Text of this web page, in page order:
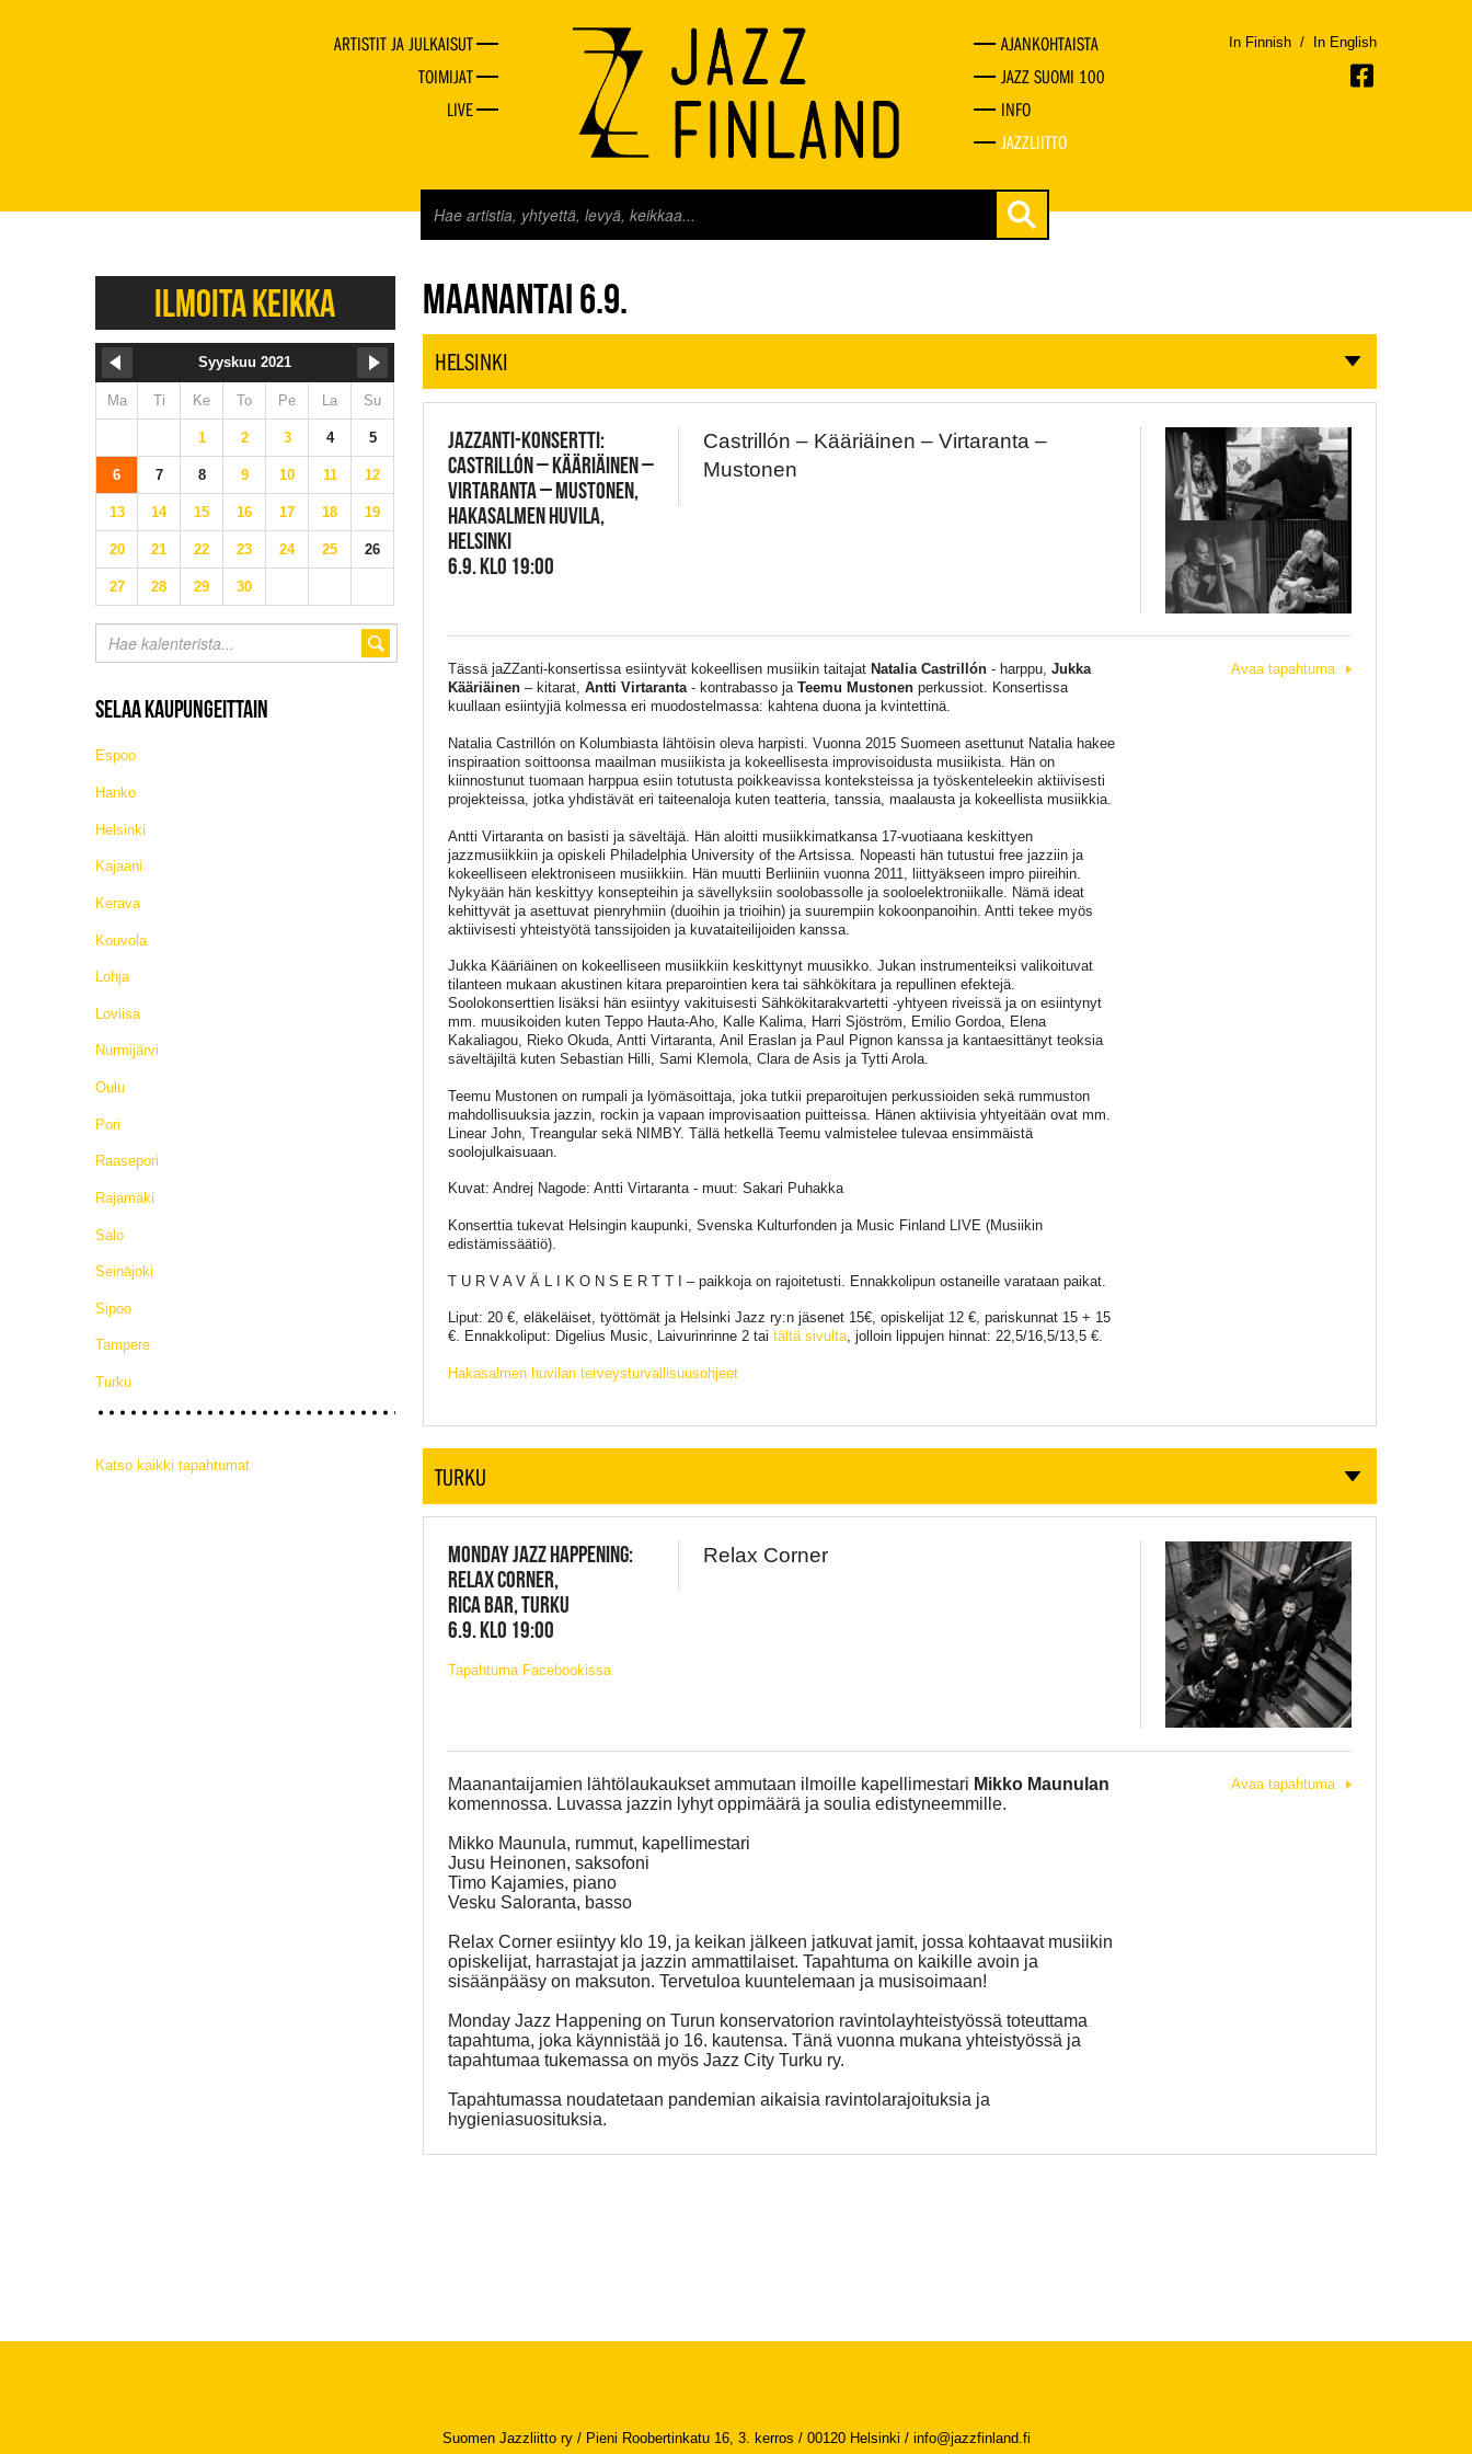
ARTISTIT JA JULKAISUT
TOIMIJAT
LIVE
AJANKOHTAISTA
JAZZ SUOMI 100
INFO
JAZZLIITTO
In Finnish / In English
ILMOITA KEIKKA
Syyskuu 2021
Ma Ti Ke To Pe La Su
1 2 3 4 5
6 7 8 9 10 11 12
13 14 15 16 17 18 19
20 21 22 23 24 25 26
27 28 29 30
SELAA KAUPUNGEITTAIN
Espoo
Hanko
Helsinki
Kajaani
Kerava
Kouvola
Lohja
Loviisa
Nurmijärvi
Oulu
Pori
Raasepori
Rajamäki
Salo
Seinäjoki
Sipoo
Tampere
Turku
Katso kaikki tapahtumat
JAZZ FINLAND LIVE
MAANANTAI 6.9.
HELSINKI
JAZZANTI-KONSERTTI:
CASTRILLÓN – KÄÄRIÄINEN –
VIRTARANTA – MUSTONEN,
HAKASALMEN HUVILA,
HELSINKI
6.9. KLO 19:00
Castrillón – Kääriäinen – Virtaranta –
Mustonen
Tässä jaZZanti-konsertissa esiintyvät kokeellisen musiikin taitajat Natalia Castrillón- harppu, Jukka
Kääriäinen– kitarat, Antti Virtaranta- kontrabasso ja Teemu Mustonenperkussiot. Konsertissa
kuullaan esiintyjiä kolmessa eri muodostelmassa: kahtena duona ja kvintettinä.
Natalia Castrillón on Kolumbiasta lähtöisin oleva harpisti. Vuonna 2015 Suomeen asettunut Natalia hakee
inspiraation soittoonsa maailman musiikista ja kokeellisesta improvisoidusta musiikista. Hän on
kiinnostunut tuomaan harppua esiin totutusta poikkeavissa konteksteissa ja työskenteleekin aktiivisesti
projekteissa, jotka yhdistävät eri taiteenaloja kuten teatteria, tanssia, maalausta ja kokeellista musiikkia.
Antti Virtaranta on basisti ja säveltäjä. Hän aloitti musiikkimatkansa 17-vuotiaana keskittyen
jazzmusiikkiin ja opiskeli Philadelphia University of the Artsissa. Nopeasti hän tutustui free jazziin ja
kokeelliseen elektroniseen musiikkiin. Hän muutti Berliiniin vuonna 2011, liittyäkseen impro piireihin.
Nykyään hän keskittyy konsepteihin ja sävellyksiin soolobassolle ja sooloelektroniikalle. Nämä ideat
kehittyvät ja asettuvat pienryhmiin (duoihin ja trioihin) ja suurempiin kokoonpanoihin. Antti tekee myös
aktiivisesti yhteistyötä tanssijoiden ja kuvataiteilijoiden kanssa.
Jukka Kääriäinen on kokeelliseen musiikkiin keskittynyt muusikko. Jukan instrumenteiksi valikoituvat
tilanteen mukaan akustinen kitara preparointien kera tai sähkökitara ja repullinen efektejä.
Soolokonserttien lisäksi hän esiintyy vakituisesti Sähkökitarakvartetti -yhtyeen riveissä ja on esiintynyt
mm. muusikoiden kuten Teppo Hauta-Aho, Kalle Kalima, Harri Sjöström, Emilio Gordoa, Elena
Kakaliagou, Rieko Okuda, Antti Virtaranta, Anil Eraslan ja Paul Pignon kanssa ja kantaesittänyt teoksia
säveltäjiltä kuten Sebastian Hilli, Sami Klemola, Clara de Asis ja Tytti Arola.
Teemu Mustonen on rumpali ja lyömäsoittaja, joka tutkii preparoitujen perkussioiden sekä rummuston
mahdollisuuksia jazzin, rockin ja vapaan improvisaation puitteissa. Hänen aktiivisia yhtyeitään ovat mm.
Linear John, Treangular sekä NIMBY. Tällä hetkellä Teemu valmistelee tulevaa ensimmäistä
soolojulkaisuaan.
Kuvat: Andrej Nagode: Antti Virtaranta - muut: Sakari Puhakka
Konserttia tukevat Helsingin kaupunki, Svenska Kulturfonden ja Music Finland LIVE (Musiikin
edistämissäätiö).
T U R V A V Ä L I K O N S E R T T I – paikkoja on rajoitetusti. Ennakkolipun ostaneille varataan paikat.
Liput: 20 €, eläkeläiset, työttömät ja Helsinki Jazz ry:n jäsenet 15€, opiskelijat 12 €, pariskunnat 15 + 15
€. Ennakkoliput: Digelius Music, Laivurinrinne 2 tai tältä sivulta, jolloin lippujen hinnat: 22,5/16,5/13,5 €.
Hakasalmen huvilan terveysturvallisuusohjeet
Avaa tapahtuma
TURKU
MONDAY JAZZ HAPPENING:
RELAX CORNER,
RICA BAR, TURKU
6.9. KLO 19:00
Tapahtuma Facebookissa
Relax Corner
Maanantaijamien lähtölaukaukset ammutaan ilmoille kapellimestari Mikko Maunulan
komennossa. Luvassa jazzin lyhyt oppimäärä ja soulia edistyneemmille.
Mikko Maunula, rummut, kapellimestari
Jusu Heinonen, saksofoni
Timo Kajamies, piano
Vesku Saloranta, basso
Relax Corner esiintyy klo 19, ja keikan jälkeen jatkuvat jamit, jossa kohtaavat musiikin
opiskelijat, harrastajat ja jazzin ammattilaiset. Tapahtuma on kaikille avoin ja
sisäänpääsy on maksuton. Tervetuloa kuuntelemaan ja musisoimaan!
Monday Jazz Happening on Turun konservatorion ravintolayhteistyössä toteuttama
tapahtuma, joka käynnistää jo 16. kautensa. Tänä vuonna mukana yhteistyössä ja
tapahtumaa tukemassa on myös Jazz City Turku ry.
Tapahtumassa noudatetaan pandemian aikaisia ravintolarajoituksia ja
hygieniasuosituksia.
Avaa tapahtuma
Suomen Jazzliitto ry / Pieni Roobertinkatu 16, 3. kerros / 00120 Helsinki / info@jazzfinland.fi